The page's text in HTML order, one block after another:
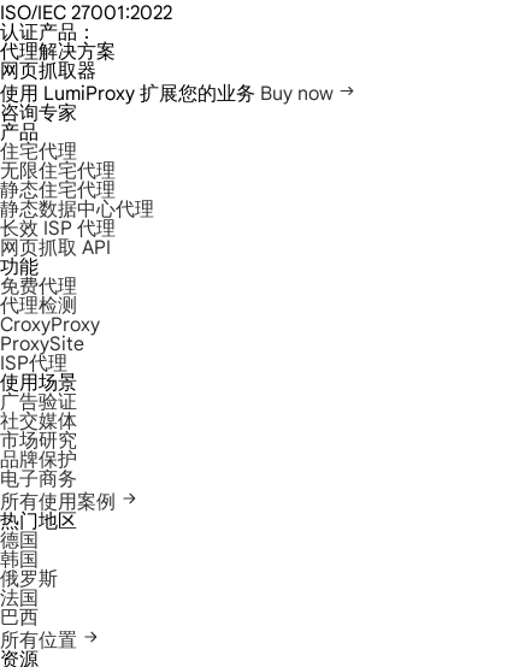
ISO/IEC 27001:2022
认证产品：
代理解决方案
网页抓取器
使用 LumiProxy 扩展您的业务 Buy now
咨询专家
产品
住宅代理
无限住宅代理
静态住宅代理
静态数据中心代理
长效 ISP 代理
网页抓取 API
功能
免费代理
代理检测
CroxyProxy
ProxySite
ISP代理
使用场景
广告验证
社交媒体
市场研究
品牌保护
电子商务
所有使用案例
热门地区
德国
韩国
俄罗斯
法国
巴西
所有位置
资源